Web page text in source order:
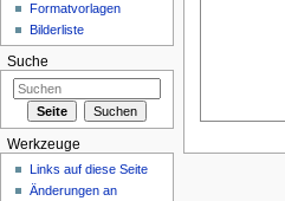
Formatvorlagen
Bilderliste
Suche
Werkzeuge
Links auf diese Seite
Änderungen an